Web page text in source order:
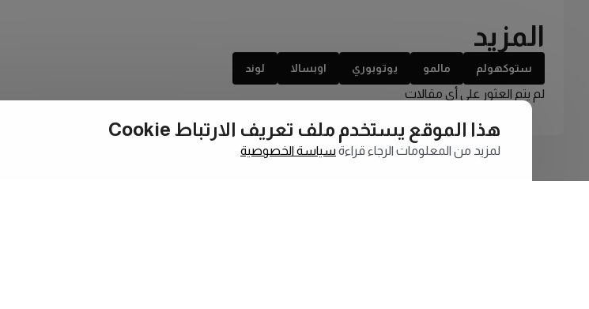
المزيد
ستوكهولم مالمو يوتوبوري اوبسالا لوند
لم يتم العثور على أي مقالات
هذا الموقع يستخدم ملف تعريف الارتباط Cookie
لمزيد من المعلومات الرجاء قراءة سياسة الخصوصية